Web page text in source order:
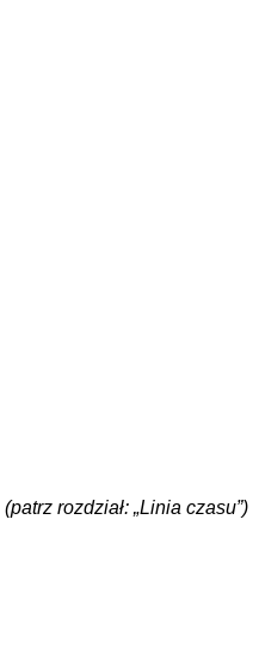
(patrz rozdział: „Linia czasu”)